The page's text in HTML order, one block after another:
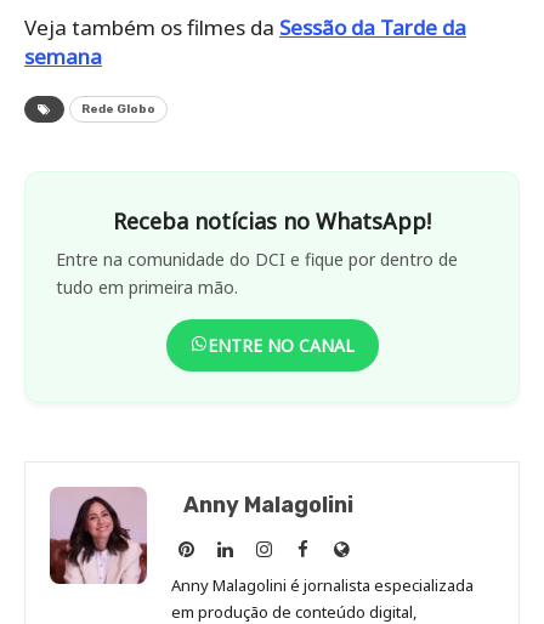
Veja também os filmes da Sessão da Tarde da
semana
Rede Globo
Receba notícias no WhatsApp!
Entre na comunidade do DCI e fique por dentro de
tudo em primeira mão.
ENTRE NO CANAL
Anny Malagolini
Anny
Malagolini
no
Anny
Malagolini
no
Anny
Malagolini
no
Anny
Malagolini
no
Site
de
Anny
Anny Malagolini é jornalista especializada
em produção de conteúdo digital,